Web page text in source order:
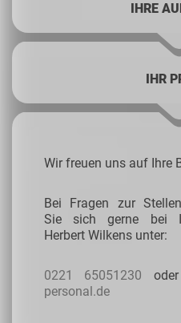
IHRE
IHR
Wir freuen uns auf Ihre
Bei Fragen zur
Sie sichgerne bei
Herbert Wilkens unter:
0221 65051230
personal.de